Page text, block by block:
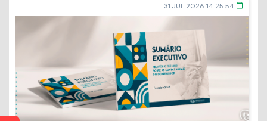
31 JUL 2026 14:25:54 calendar_today